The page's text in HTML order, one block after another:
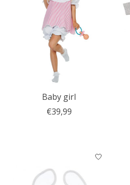
Baby girl
€39,99